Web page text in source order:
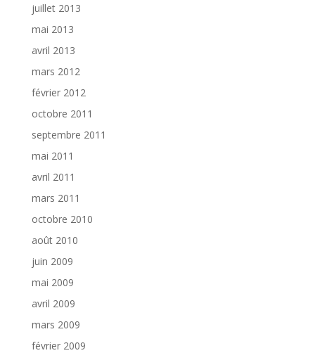
juillet 2013
mai 2013
avril 2013
mars 2012
février 2012
octobre 2011
septembre 2011
mai 2011
avril 2011
mars 2011
octobre 2010
août 2010
juin 2009
mai 2009
avril 2009
mars 2009
février 2009